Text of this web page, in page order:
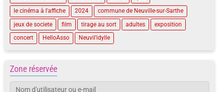
le cinéma à l'affiche
2024
commune de Neuville-sur-Sarthe
jeux de societe
film tirage au sort adultes
exposition
concert
HelloAsso Neuvil'idylle
Zone réservée